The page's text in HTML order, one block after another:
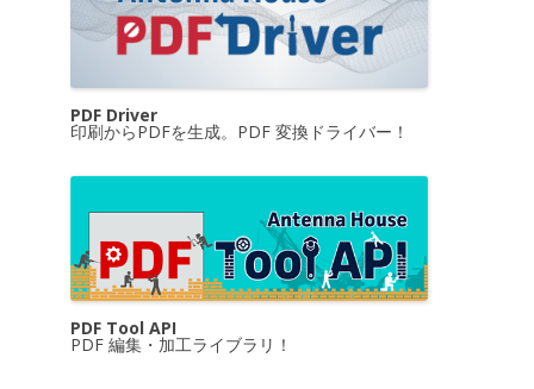
PDF Driver
印刷からPDFを生成。PDF 変換ドライバー！
PDF Tool API
PDF 編集・加工ライブラリ！